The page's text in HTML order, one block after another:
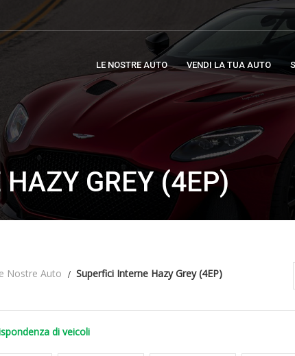
LE NOSTRE AUTO VENDI LA TUA AUTO
GREY (4EP)
Nostre Auto Superfici Interne Hazy Grey (4EP)
di veicoli